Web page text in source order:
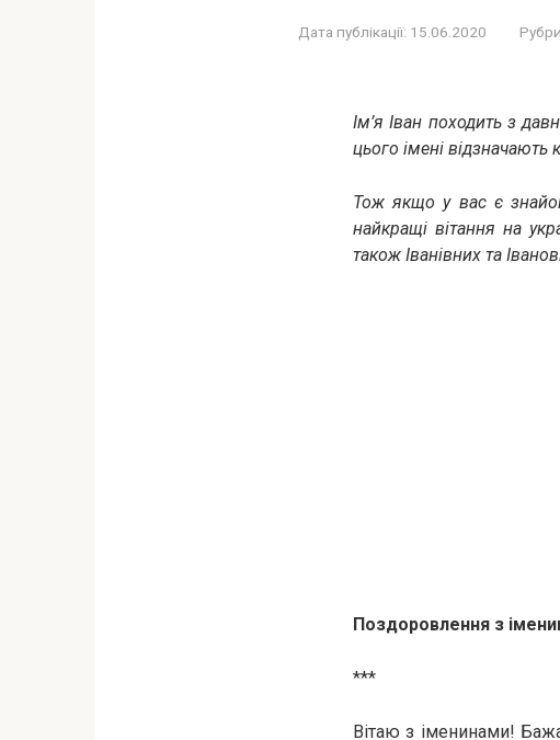
Дата публікації: 15.06.2020
Ім’я Іван походить з
цього імені відзначають
Тож якщо у вас є
найкращі вітання на
також Іванівних та
Поздоровлення з
***
Вітаю з іменинами!